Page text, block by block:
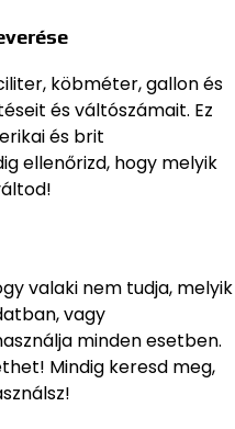
köbméter, gallon és
és váltószámait. Ez
és brit
ellenőrizd, hogy melyik
valaki nem tudja, melyik
vagy
minden esetben.
Mindig keresd meg,